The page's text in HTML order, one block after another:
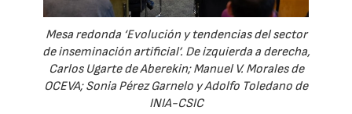
Mesa redonda ‘Evolución y tendencias del sector
de inseminación artificial’. De izquierda a derecha,
Carlos Ugarte de Aberekin; Manuel V. Morales de
OCEVA; Sonia Pérez Garnelo y Adolfo Toledano de
INIA-CSIC